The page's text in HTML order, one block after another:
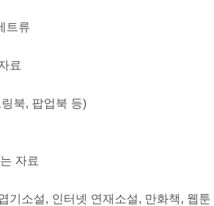
트류
료
북, 팝업북 등)
자료
기소설, 인터넷 연재소설, 만화책, 웹툰